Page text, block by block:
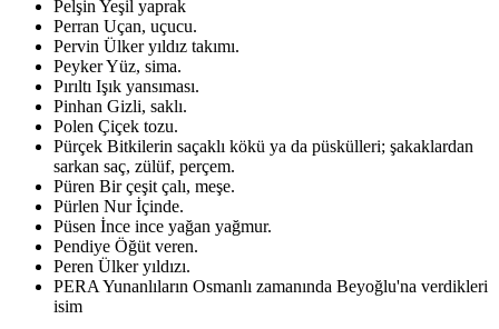
Pelşin Yeşil yaprak
Perran Uçan, uçucu.
Pervin Ülker yıldız takımı.
PeykerYüz, sima.
Pırıltı Işık yansıması.
Pinhan Gizli, saklı.
Polen Çiçek tozu.
Pürçek Bitkilerin saçaklı kökü ya da püskülleri; şakaklardan
sarkan saç, zülüf, perçem.
Püren Bir çeşit çalı, meşe.
Pürlen Nur İçinde.
Püsen İnce ince yağan yağmur.
Pendiye Öğüt veren.
Peren Ülker yıldızı.
PERA Yunanlıların Osmanlı zamanında Beyoğlu'na verdikleri
isim